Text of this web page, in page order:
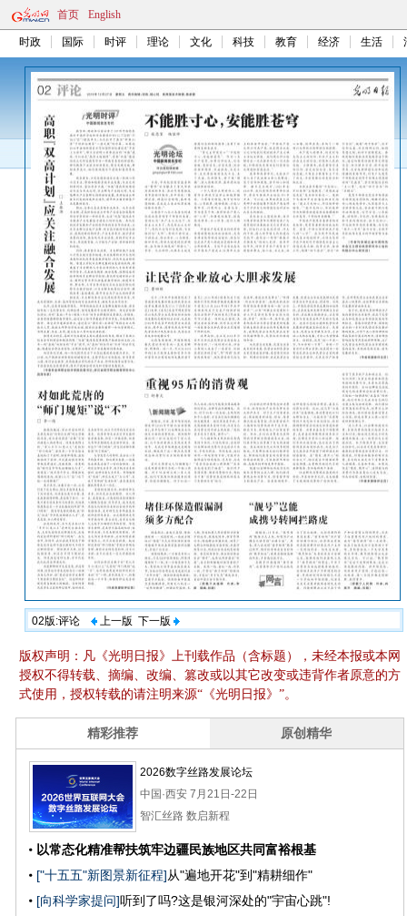
首页 English
时政 国际 时评 理论 文化 科技 教育 经济 生活
02版:评论 上一版 下一版
版权声明：凡《光明日报》上刊载作品（含标题），未经本报或本网
授权不得转载、摘编、改编、篡改或以其它改变或违背作者原意的方
式使用，授权转载的请注明来源“《光明日报》”。